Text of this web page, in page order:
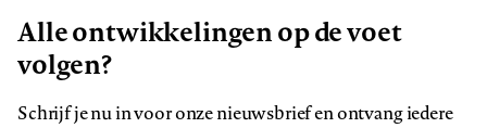
Alle ontwikkelingen op de voet
volgen?
Schrijf je nu in voor onze nieuwsbrief en ontvang iedere